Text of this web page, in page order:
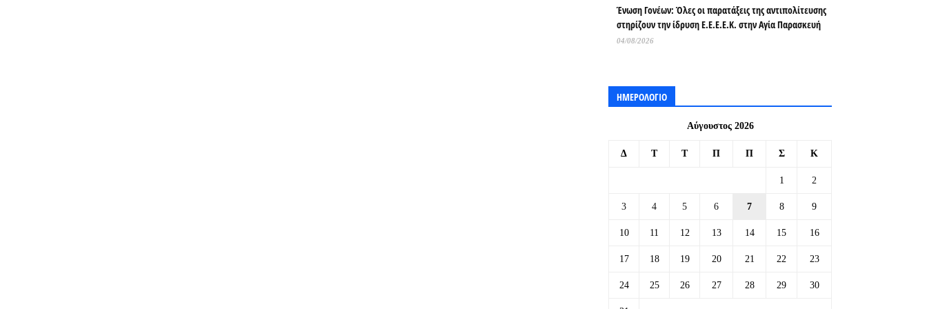
Ένωση Γονέων: Όλες οι παρατάξεις της αντιπολίτευσης
στηρίζουν την ίδρυση Ε.Ε.Ε.Ε.Κ. στην Αγία Παρασκευή
04/08/2026
ΗΜΕΡΟΛΟΓΙΟ
Αύγουστος 2026
Δ Τ Τ Π Π Σ Κ
1 2
3 4 5 6 7 8 9
10 11 12 13 14 15 16
17 18 19 20 21 22 23
24 25 26 27 28 29 30